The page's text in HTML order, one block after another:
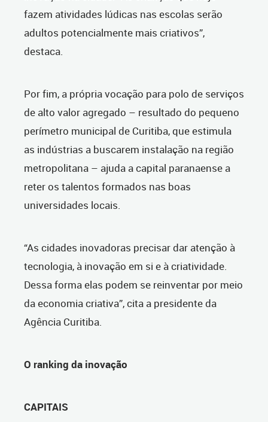
fazem atividades lúdicas nas escolas serão
adultos potencialmente mais criativos”,
destaca.
Por fim, a própria vocação para polo de serviços
de alto valor agregado – resultado do pequeno
perímetro municipal de Curitiba, que estimula
as indústrias a buscarem instalação na região
metropolitana – ajuda a capital paranaense a
reter os talentos formados nas boas
universidades locais.
“As cidades inovadoras precisar dar atenção à
tecnologia, à inovação em si e à criatividade.
Dessa forma elas podem se reinventar por meio
da economia criativa”, cita a presidente da
Agência Curitiba.
O ranking da inovação
CAPITAIS